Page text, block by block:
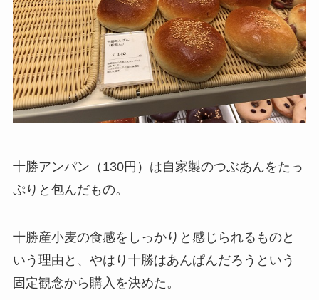
十勝アンパン（130円）は自家製のつぶあんをたっ
ぷりと包んだもの。
十勝産小麦の食感をしっかりと感じられるものと
いう理由と、やはり十勝はあんぱんだろうという
固定観念から購入を決めた。